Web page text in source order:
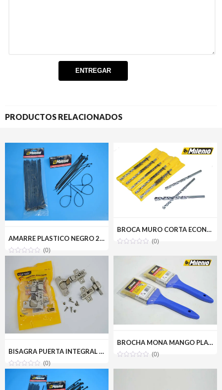
PRODUCTOS RELACIONADOS
AMARRE PLASTICO NEGRO 2.5X200MM(100PZ) MILENIOTOOLS MT22-AMA025-200N
(0)
BROCA MURO CORTA ECONOMICA 5/16(5) MILENIOTOOLS MT11-BRO516-MC
(0)
BISAGRA PUERTA INTEGRAL PARCHE 35MM(PAR) UYUSTOOLS BIR135U
(0)
BROCHA MONA MANGO PLASTICO 2-1/2 MILENIOTOOLS MT10-BROMON-2.5P
(0)